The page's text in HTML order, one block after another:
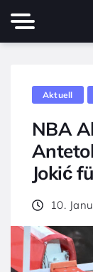
Aktuell
NBA
Jokić
10.